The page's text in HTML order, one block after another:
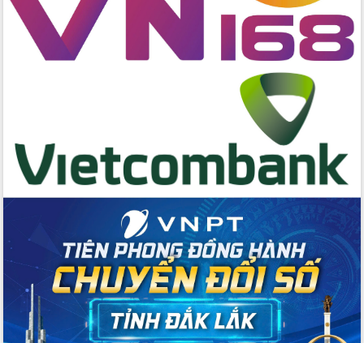
Hội nghị chia sẻ kinh nghiệm, chuyển
giao kỹ thuật y tế, định hướng phát
triển chuyên sâu đến 2030
Chuyển đổi số mở ra không gian phát
trương tái thiết cuộc sống người dân
sau thiên tai
Tập trung nâng cao chất lượng, tổ
chức sản xuất sầu riêng theo hướng
Đẩy nhanh công tác khắc phục, ổn
định đời sống Nhân dân sau bão số 13
Bí thư Tỉnh ủy Lương Nguyễn Minh
Triết dự Ngày hội đại đoàn kết tại
Buôn Đăk Tuôr, xã Cư Pui
Khởi công xây dựng Trường Phổ thông